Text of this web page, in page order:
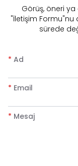
​Görüş, öneri
"İletişim Formu"nu
sürede
* Ad
* Email
* Mesaj